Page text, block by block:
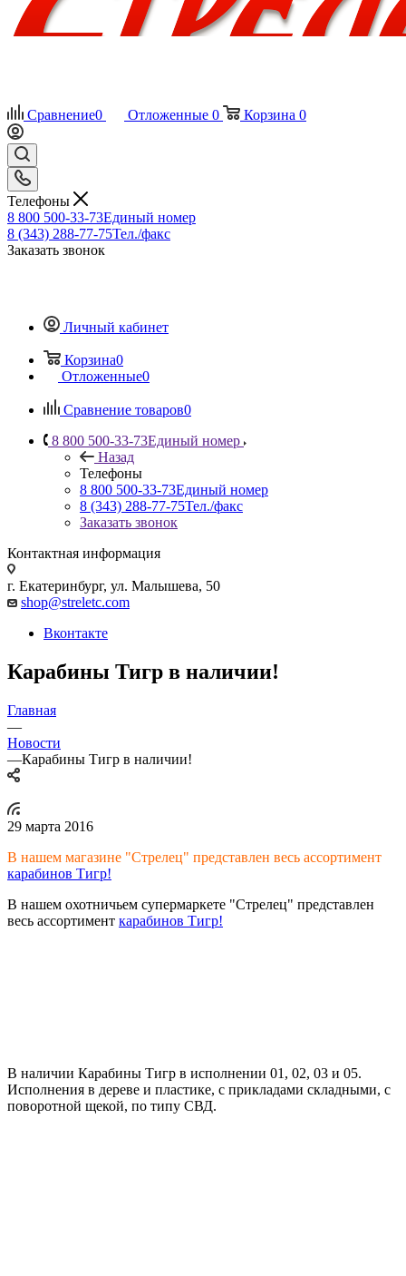
Сравнение0 Отложенные 0 Корзина 0
Телефоны
8 800 500-33-73Единый номер
8 (343) 288-77-75Тел./факс
Заказать звонок
Личный кабинет
Корзина0
Отложенные0
Сравнение товаров0
8 800 500-33-73Единый номер
Назад
Телефоны
8 800 500-33-73Единый номер
8 (343) 288-77-75Тел./факс
Заказать звонок
Контактная информация
г. Екатеринбург, ул. Малышева, 50
shop@streletc.com
Вконтакте
Карабины Тигр в наличии!
Главная
—
Новости
—Карабины Тигр в наличии!
29 марта 2016
В нашем магазине "Стрелец" представлен весь ассортимент
карабинов Тигр!
В нашем охотничьем супермаркете "Стрелец" представлен
весь ассортимент карабинов Тигр!
В наличии Карабины Тигр в исполнении 01, 02, 03 и 05.
Исполнения в дереве и пластике, с прикладами складными, с
поворотной щекой, по типу СВД.